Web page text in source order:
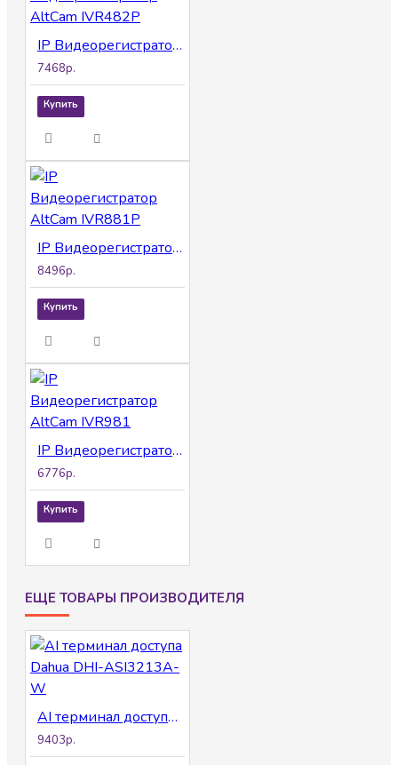
IP Видеорегистратор AltCam IVR482P
7468р.
Купить
IP Видеорегистратор AltCam IVR881P
8496р.
Купить
IP Видеорегистратор AltCam IVR981
6776р.
Купить
ЕЩЕ ТОВАРЫ ПРОИЗВОДИТЕЛЯ
AI терминал доступа Dahua DHI-ASI3213A-W
9403р.